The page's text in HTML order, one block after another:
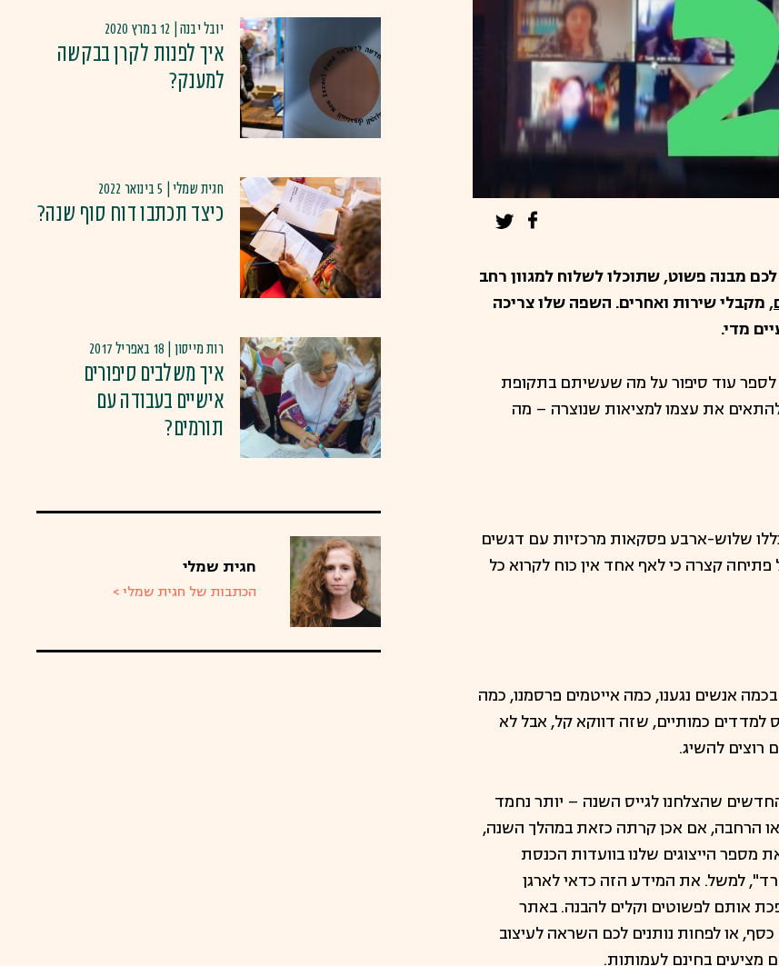
מבנה פשוט, שתוכלו לשלוח למגוון רחב
, מקבלי שירות ואחרים. השפה שלו צריכה
מדי.
לספר עוד סיפור על מה שעשיתם בתקופת
את עצמו למציאות שנוצרה – מה
שלוש-ארבע פסקאות מרכזיות עם דגשים
קצרה כי לאף אחד אין כוח לקרוא כל
אנשים נגענו, כמה אייטמים פרסמנו, כמה
למדדים כמותיים, שזה דווקא קל, אבל לא
רוצים להשיג.
שהצלחנו לגייס השנה – יותר נחמד
הרחבה, אם אכן קרתה כזאת במהלך השנה,
הייצוגים שלנו בוועדות הכנסת
למשל. את המידע הזה כדאי לארגן
אותם לפשוטים וקלים להבנה. באתר
או לפחות נותנים לכם השראה לעיצוב
מציעים בחינם לעמותות.
יובל יבנה | 12 במרץ 2020
איך לפנות לקרן בבקשה
למענק?
חגית שמלי | 5 בינואר 2022
כיצד תכתבו דוח סוף שנה?
רות מייסון | 18 באפריל 2017
איך משלבים סיפורים
אישיים בעבודה עם
תורמים?
חגית שמלי
הכתבות של חגית שמלי >